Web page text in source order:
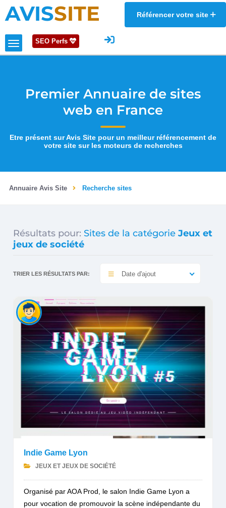
AVISSITE Référencer votre site
SEO Perfs
Premier Annuaire de sites
web en France
Etre présent sur Avis Site pour un meilleur référencement de
votre site sur les moteurs de recherches
Annuaire Avis Site Recherche sites
Résultats pour: Sites de la catégorie Jeux et
jeux de société
TRIER LES RÉSULTATS PAR: Date d'ajout
Indie Game Lyon
JEUX ET JEUX DE SOCIÉTÉ
Organisé par AOA Prod, le salon Indie Game Lyon a
pour vocation de promouvoir la scène indépendante du